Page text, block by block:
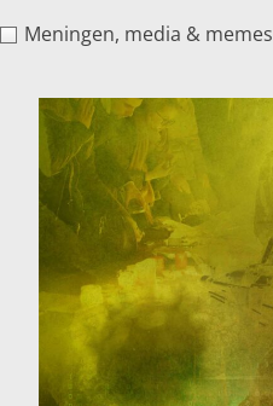
Over
FAQ
Contact
Inloggen
Meningen, media & memes